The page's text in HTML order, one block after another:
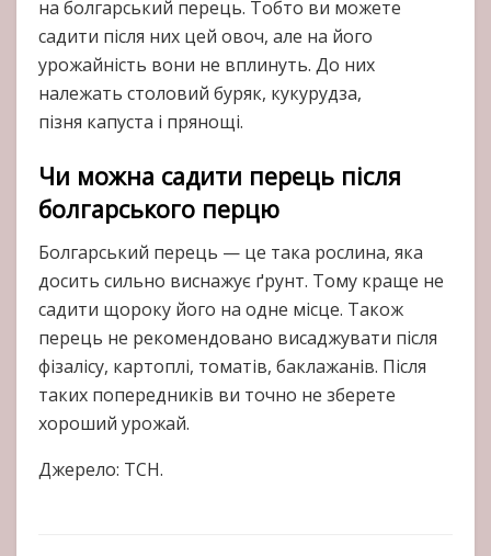
на болгарський перець. Тобто ви можете
садити після них цей овоч, але на його
урожайність вони не вплинуть. До них
належать столовий буряк, кукурудза,
пізня капуста і прянощі.
Чи можна садити перець після
болгарського перцю
Болгарський перець — це така рослина, яка
досить сильно виснажує ґрунт. Тому краще не
садити щороку його на одне місце. Також
перець не рекомендовано висаджувати після
фізалісу, картоплі, томатів, баклажанів. Після
таких попередників ви точно не зберете
хороший урожай.
Джерело: ТСН.